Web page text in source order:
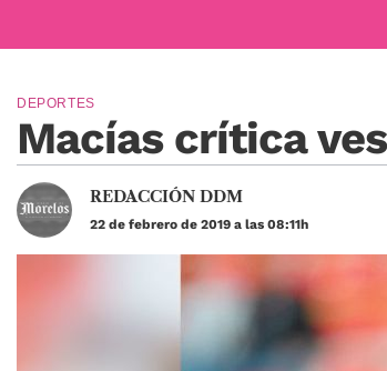
Macías crítica
DEPORTES
REDACCIÓN DDM
22 de febrero de 2019 a las 08:11h